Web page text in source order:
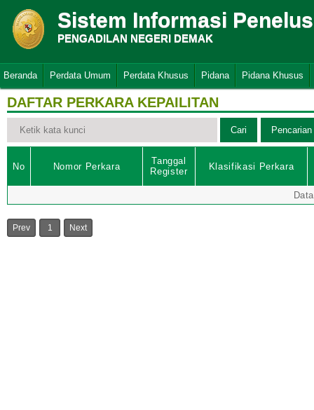
Sistem Informasi
PENGADILAN NEGERI DEMAK
Beranda Perdata Umum Perdata Khusus Pidana Pidana Khusus
DAFTAR PERKARA KEPAILITAN
No Nomor Perkara
Tanggal
Register
Klasifikasi Perkara
Prev 1 Next